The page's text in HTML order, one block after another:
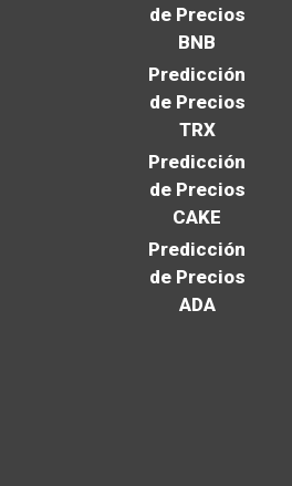
de Precios
BNB
Predicción
de Precios
TRX
Predicción
de Precios
CAKE
Predicción
de Precios
ADA